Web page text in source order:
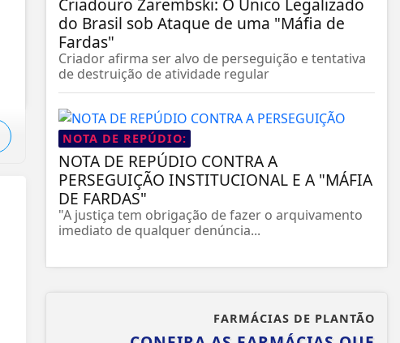
do Brasil sob Ataque de uma "Máfia de
Fardas"
Criador afirma ser alvo de perseguição e tentativa
de destruição de atividade regular
NOTA DE REPÚDIO:
NOTA DE REPÚDIO CONTRA A
PERSEGUIÇÃO INSTITUCIONAL E A "MÁFIA
DE FARDAS"
"A justiça tem obrigação de fazer o arquivamento
imediato de qualquer denúncia...
FARMÁCIAS DE PLANTÃO